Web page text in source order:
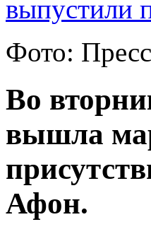
Фото:
Во
вышла
Афон.